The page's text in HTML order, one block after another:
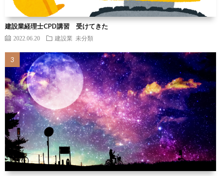
建設業経理士CPD講習 受けてきた
2022.06.20 建設業 未分類